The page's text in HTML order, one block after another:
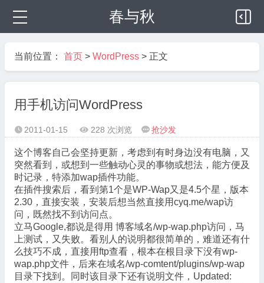
春与秋
当前位置： 首页 > WordPress > 正文
用手机访问WordPress
 2011-01-15  228 次浏览  抢沙发
这个博客自己会坚持更新，考虑到有时身边没有电脑，又
突然看到，或想到一些触动心灵的事物或想法，能方便及
时记录，特添加wap插件功能。
在插件搜索后，看到第1个是WP-Wap又是4.5个星，版本
2.30，直接安装，安装后想当然直接用cyq.me/wap访
问，既然找不到访问点。
立马Google,都说是得用 博客域名/wp-wap.php访问，马
上测试，又失败。看别人的说明都很简单的，难道还有什
么技巧不成，直接用ftp查看，根本在根目录下没有wp-
wap.php文件，后来在域名/wp-comtent/plugins/wp-wap
目录下找到。同时该目录下还有说明文件，Updated: